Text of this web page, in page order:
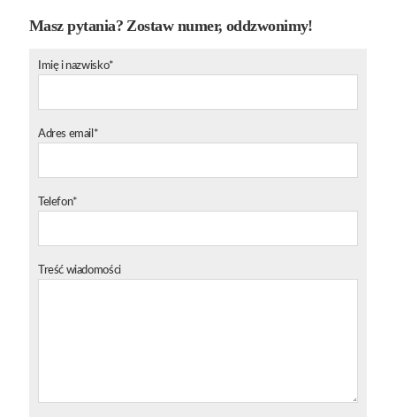
Masz pytania? Zostaw numer, oddzwonimy!
Imię i nazwisko*
Adres email*
Telefon*
Treść wiadomości